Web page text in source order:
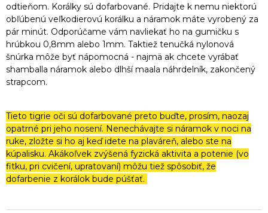
odtieňom. Korálky sú dofarbované. Pridajte k nemu niektorú
obľúbenú veľkodierovú korálku a náramok máte vyrobený za
pár minút. Odporúčame vám navliekať ho na gumičku s
hrúbkou 0,8mm alebo 1mm. Taktiež tenučká nylonová
šnúrka môže byť nápomocná - najmä ak chcete vyrábať
shamballa náramok alebo dlhší maala náhrdelník, zakončený
strapcom.
Tieto tigrie oči sú dofarbované preto buďte, prosím, naozaj
opatrné pri jeho nosení. Nenechávajte si náramok v noci na
ruke, zložte si ho aj keď idete na plaváreň, alebo ste na
kúpalisku. Akákoľvek zvýšená fyzická aktivita a potenie (vo
fitku, pri cvičení, upratovaní) môžu tiež spôsobiť, že
dofarbenie z korálok bude púšťať.